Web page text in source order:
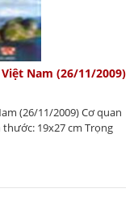
Nam (26/11/2009)
(26/11/2009) Cơ quan
19x27 cm Trọng